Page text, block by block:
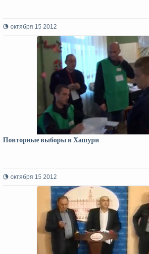
октября 15 2012
Повторные выборы в Хашури
октября 15 2012